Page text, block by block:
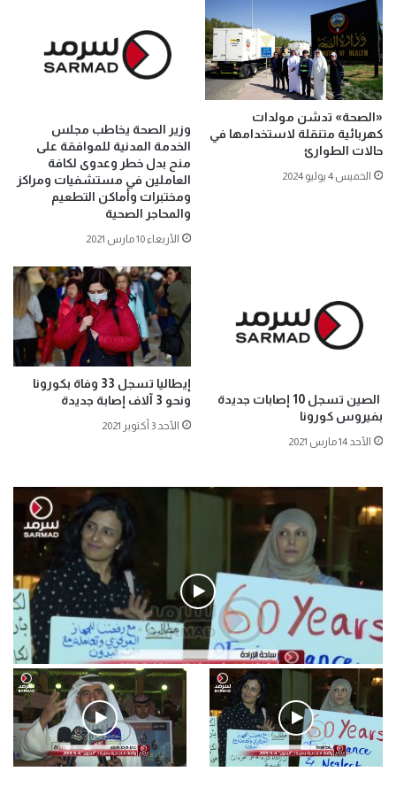
«الصحة» تدشن مولدات
كهربائية متنقلة لاستخدامها في
حالات الطوارئ
الخميس 4 يوليو 2024
وزير الصحة يخاطب مجلس
الخدمة المدنية للموافقة على
منح بدل خطر وعدوى لكافة
العاملين في مستشفيات ومراكز
ومختبرات وأماكن التطعيم
والمحاجر الصحية
الأربعاء 10 مارس 2021
الصين تسجل 10 إصابات جديدة
بفيروس كورونا
الأحد 14 مارس 2021
إيطاليا تسجل 33 وفاة بكورونا
ونحو 3 آلاف إصابة جديدة
الأحد 3 أكتوبر 2021
فيديو
.وقفة احتجاجية رمزية لـ”#البدون” في ساحة الإرادة 4-5-2019.
الأحد 5 مايو 2019